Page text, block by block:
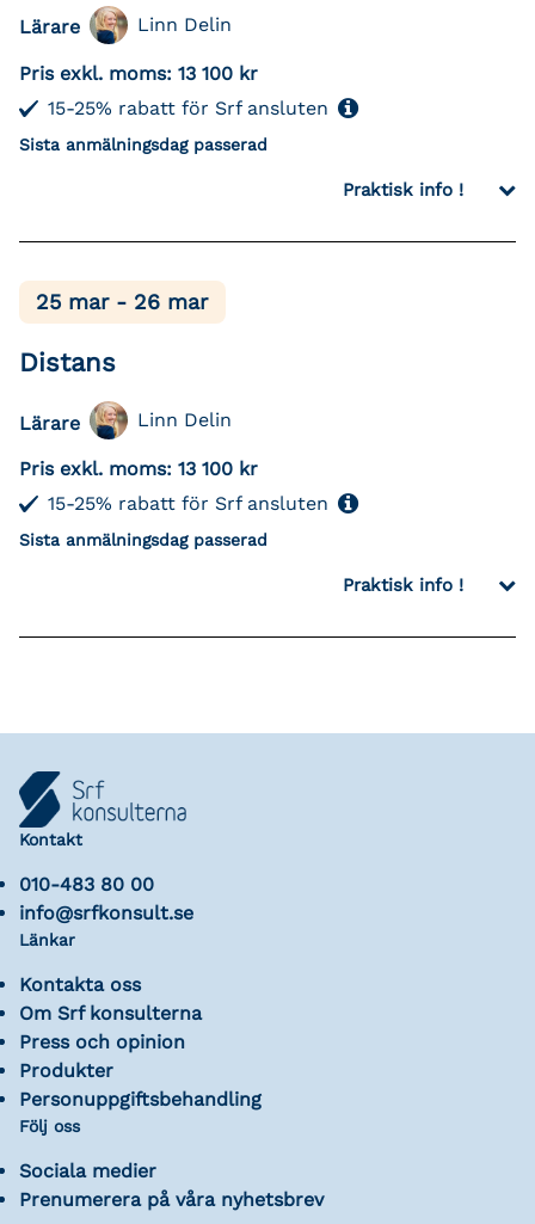
Lärare Linn Delin
Pris exkl. moms: 13 100 kr
15-25% rabatt för Srf ansluten
Sista anmälningsdag passerad
Praktisk info !
25 mar - 26 mar
Distans
Lärare Linn Delin
Pris exkl. moms: 13 100 kr
15-25% rabatt för Srf ansluten
Sista anmälningsdag passerad
Praktisk info !
Kontakt
010-483 80 00
info@srfkonsult.se
Länkar
Kontakta oss
Om Srf konsulterna
Press och opinion
Produkter
Personuppgiftsbehandling
Följ oss
Sociala medier
Prenumerera på våra nyhetsbrev